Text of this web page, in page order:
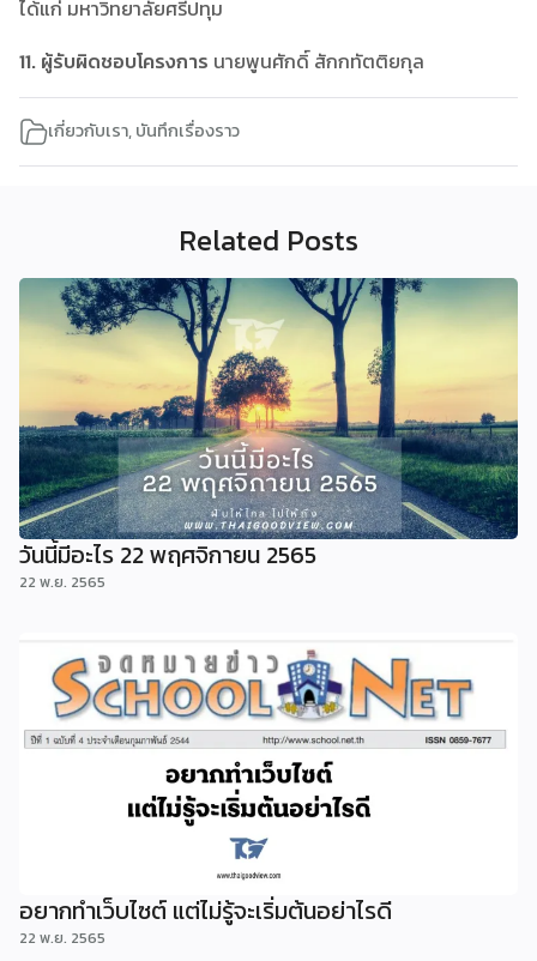
ได้แก่ มหาวิทยาลัยศรีปทุม
11. ผู้รับผิดชอบโครงการ นายพูนศักดิ์ สักกทัตติยกุล
เกี่ยวกับเรา,บันทึกเรื่องราว
Related Posts
วันนี้มีอะไร 22 พฤศจิกายน 2565
22 พ.ย. 2565
อยากทำเว็บไซต์ แต่ไม่รู้จะเริ่มต้นอย่าไรดี
22 พ.ย. 2565